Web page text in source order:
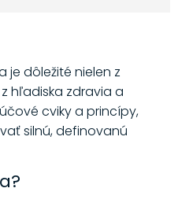
je dôležité nielen z
hľadiska zdravia a
cviky a princípy,
silnú, definovanú